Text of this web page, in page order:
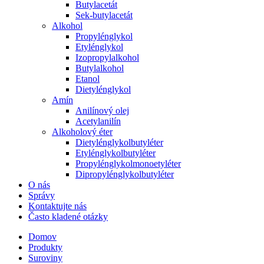
Butylacetát
Sek-butylacetát
Alkohol
Propylénglykol
Etylénglykol
Izopropylalkohol
Butylalkohol
Etanol
Dietylénglykol
Amín
Anilínový olej
Acetylanilín
Alkoholový éter
Dietylénglykolbutyléter
Etylénglykolbutyléter
Propylénglykolmonoetyléter
Dipropylénglykolbutyléter
O nás
Správy
Kontaktujte nás
Často kladené otázky
Domov
Produkty
Suroviny